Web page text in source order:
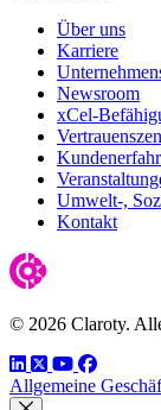
Über uns
Karriere
Newsroom
xCel-
Umwelt-,
Kontakt
© 2026 Claroty.
LinkedIn
TwitterYouTube
Facebook
Allgemeine